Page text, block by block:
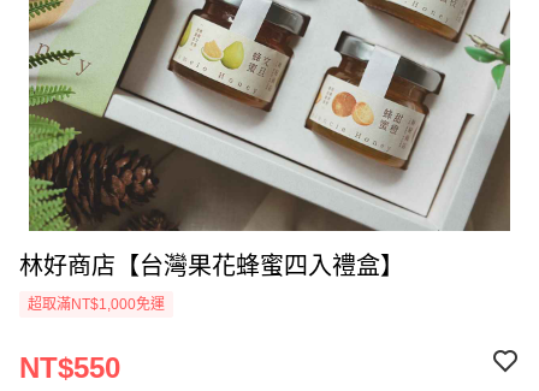
林好商店【台灣果花蜂蜜四入禮盒】
超取滿NT$1,000免運
NT$550